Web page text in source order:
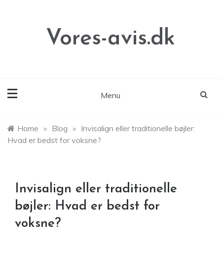
Vores-avis.dk
Menu
Home » Blog » Invisalign eller traditionelle bøjler:
Hvad er bedst for voksne?
Invisalign eller traditionelle
bøjler: Hvad er bedst for
voksne?